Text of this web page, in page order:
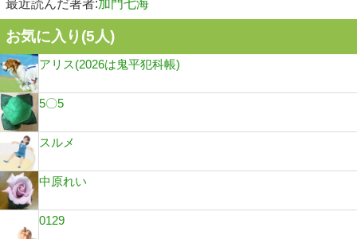
最近読んだ著者:加門七海
お気に入り(5人)
アリス(2026は鬼平犯科帳)
5〇5
スルメ
中原れい
0129